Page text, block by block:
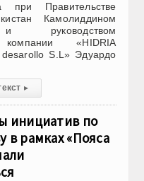
при Правительстве
Камолиддином
руководством
компании «HIDRIA
S.L» Эдуардо
▸
инициатив по
в рамках «Пояса